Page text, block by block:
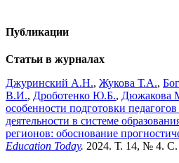
Публикации
Статьи в журналах
Джуринский А.Н., Жукова Т.А.,
В.И., Дроботенко Ю.Б., Дюжакова
особенности подготовки
деятельности в системе
регионов: обоснование
Education Today. 2024. Т. 14, № 4.